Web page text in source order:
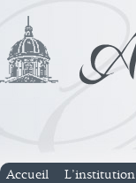
Accueil L’institution